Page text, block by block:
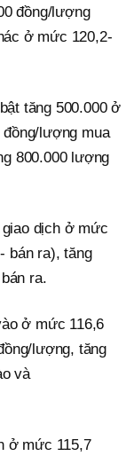
đồng/lượng
ở mức 120,2-
tăng 500.000 ở
lượng mua
800.000 lượng
dịch ở mức
bán ra), tăng
ra.
ở mức 116,6
lượng, tăng
và
ở mức 115,7